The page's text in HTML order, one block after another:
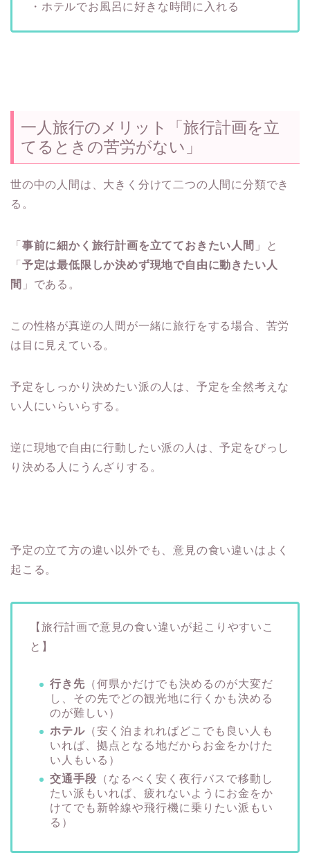
・ホテルでお風呂に好きな時間に入れる
一人旅行のメリット「旅行計画を立
てるときの苦労がない」
世の中の人間は、大きく分けて二つの人間に分類でき
る。
「 事前に細かく旅行計画を立てておきたい人間 」と
「 予定は最低限しか決めず現地で自由に動きたい人
間 」である。
この性格が真逆の人間が一緒に旅行をする場合、苦労
は目に見えている。
予定をしっかり決めたい派の人は、予定を全然考えな
い人にいらいらする。
逆に現地で自由に行動したい派の人は、予定をびっし
り決める人にうんざりする。
予定の立て方の違い以外でも、意見の食い違いはよく
起こる。
【旅行計画で意見の食い違いが起こりやすいこ
と】
行き先 （何県かだけでも決めるのが大変だ
し、その先でどの観光地に行くかも決める
のが難しい）
ホテル （安く泊まれればどこでも良い人も
いれば、拠点となる地だからお金をかけた
い人もいる）
交通手段 （なるべく安く夜行バスで移動し
たい派もいれば、疲れないようにお金をか
けてでも新幹線や飛行機に乗りたい派もい
る）